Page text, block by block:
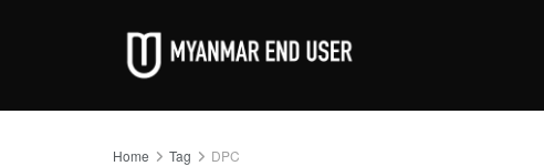
Home Tag DPC